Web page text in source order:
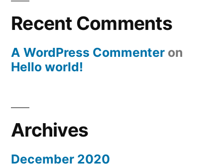
Recent Comments
A WordPress Commenter on
Hello world!
Archives
December 2020